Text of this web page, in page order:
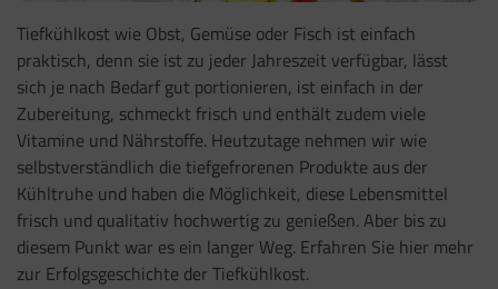
Tiefkühlkost wie Obst, Gemüse oder Fisch ist einfach
praktisch, denn sie ist zu jeder Jahreszeit verfügbar, lässt
sich je nach Bedarf gut portionieren, ist einfach in der
Zubereitung, schmeckt frisch und enthält zudem viele
Vitamine und Nährstoffe. Heutzutage nehmen wir wie
selbstverständlich die tiefgefrorenen Produkte aus der
Kühltruhe und haben die Möglichkeit, diese Lebensmittel
frisch und qualitativ hochwertig zu genießen. Aber bis zu
diesem Punkt war es ein langer Weg. Erfahren Sie hier mehr
zur Erfolgsgeschichte der Tiefkühlkost.